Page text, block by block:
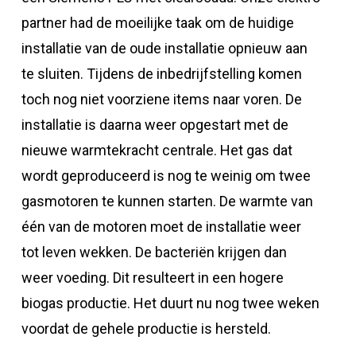
partner had de moeilijke taak om de huidige
installatie van de oude installatie opnieuw aan
te sluiten. Tijdens de inbedrijfstelling komen
toch nog niet voorziene items naar voren. De
installatie is daarna weer opgestart met de
nieuwe warmtekracht centrale. Het gas dat
wordt geproduceerd is nog te weinig om twee
gasmotoren te kunnen starten. De warmte van
één van de motoren moet de installatie weer
tot leven wekken. De bacteriën krijgen dan
weer voeding. Dit resulteert in een hogere
biogas productie. Het duurt nu nog twee weken
voordat de gehele productie is hersteld.